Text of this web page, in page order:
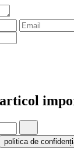
politica de